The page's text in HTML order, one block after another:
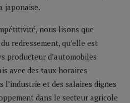
japonaise.
nous lisons que
redressement, qu’elle est
producteur d’automobiles
avec des taux horaires
l’industrie et des salaires dignes
dans le secteur agricole